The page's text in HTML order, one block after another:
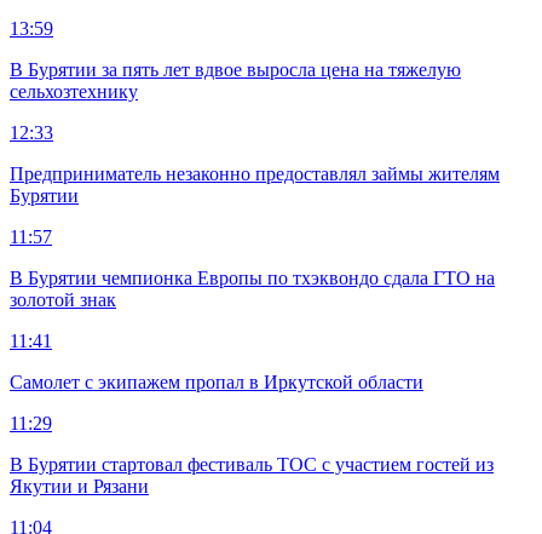
13:59
В Бурятии за пять лет вдвое выросла цена на тяжелую
сельхозтехнику
12:33
Предприниматель незаконно предоставлял займы жителям
Бурятии
11:57
В Бурятии чемпионка Европы по тхэквондо сдала ГТО на
золотой знак
11:41
Самолет с экипажем пропал в Иркутской области
11:29
В Бурятии стартовал фестиваль ТОС с участием гостей из
Якутии и Рязани
11:04